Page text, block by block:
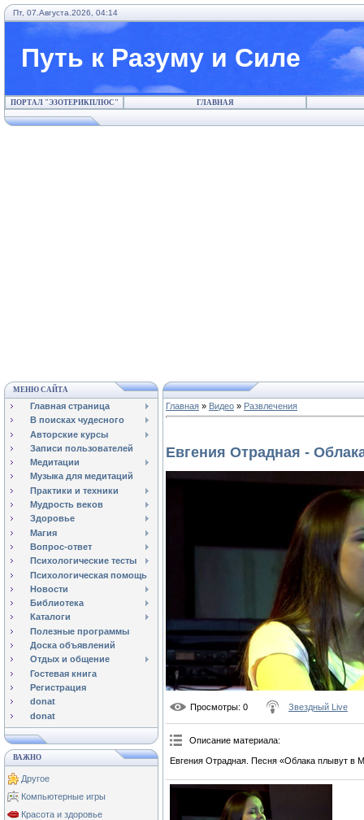
Пт, 07.Августа.2026, 04:14
Путь к Разуму и Силе
ПОРТАЛ "ЭЗОТЕРИКПЛЮС" ГЛАВНАЯ
МЕНЮ САЙТА
Главная страница
В поисках чудесного
Авторские курсы
Записи пользователей
Медитации
Музыка для медитаций
Практики и техники
Мудрость веков
Здоровье
Магия
Вопрос-ответ
Психологические тесты
Психологическая помощь
Новости
Библиотека
Каталоги
Полезные программы
Доска объявлений
Отдых и общение
Гостевая книга
Регистрация
donat
donat
ВАЖНО
Другое
Компьютерные игры
Красота и здоровье
Главная » Видео » Развлечения
Евгения Отрадная -
Просмотры: 0 Звездный Live
Описание материала:
Евгения Отрадная. Песня «Облака плывут в